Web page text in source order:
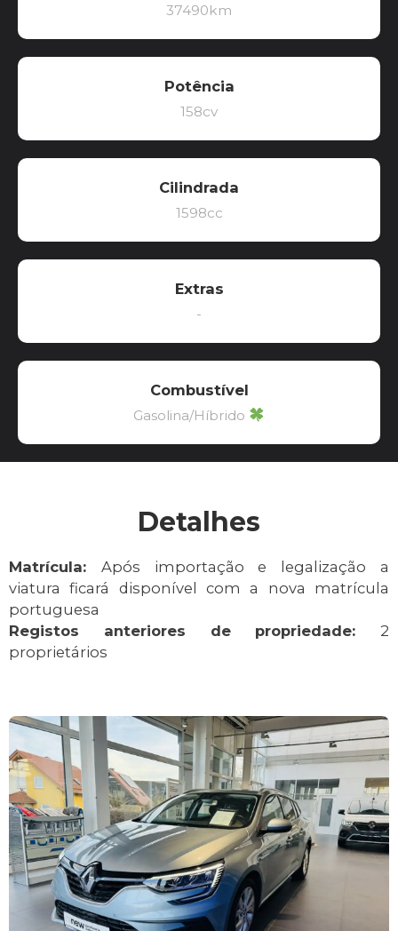
37490km
Potência
158cv
Cilindrada
1598cc
Extras
-
Combustível
Gasolina/Híbrido
Detalhes
Matrícula: Após importação e legalização a
viatura ficará disponível com a nova matrícula
portuguesa
Registos anteriores de propriedade: 2
proprietários